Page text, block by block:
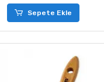
Sepete Ekle